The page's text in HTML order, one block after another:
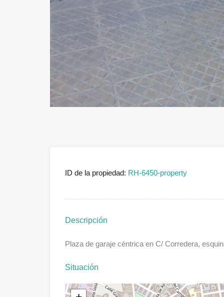
ID de la propiedad: RH-6450-property
Descripción
Plaza de garaje céntrica en C/ Corredera,
Situación